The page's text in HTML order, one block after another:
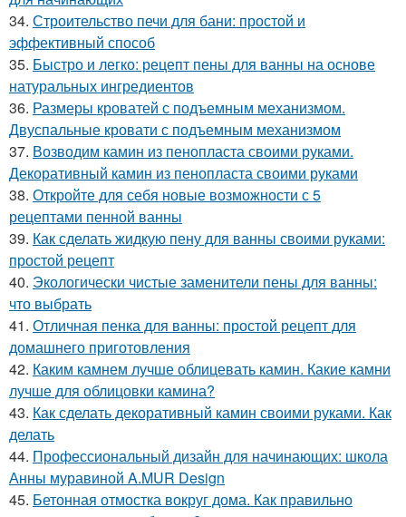
34. Строительство печи для бани: простой и
эффективный способ
35. Быстро и легко: рецепт пены для ванны на основе
натуральных ингредиентов
36. Размеры кроватей с подъемным механизмом.
Двуспальные кровати с подъемным механизмом
37. Возводим камин из пенопласта своими руками.
Декоративный камин из пенопласта своими руками
38. Откройте для себя новые возможности с 5
рецептами пенной ванны
39. Как сделать жидкую пену для ванны своими руками:
простой рецепт
40. Экологически чистые заменители пены для ванны:
что выбрать
41. Отличная пенка для ванны: простой рецепт для
домашнего приготовления
42. Каким камнем лучше облицевать камин. Какие камни
лучше для облицовки камина?
43. Как сделать декоративный камин своими руками. Как
делать
44. Профессиональный дизайн для начинающих: школа
Анны муравиной A.MUR Design
45. Бетонная отмостка вокруг дома. Как правильно